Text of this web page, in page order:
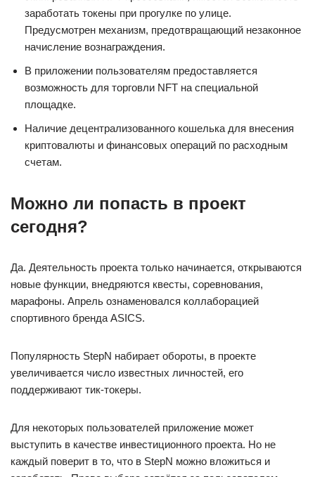
заработать токены при прогулке по улице.
Предусмотрен механизм, предотвращающий незаконное
начисление вознаграждения.
В приложении пользователям предоставляется
возможность для торговли NFT на специальной
площадке.
Наличие децентрализованного кошелька для внесения
криптовалюты и финансовых операций по расходным
счетам.
Можно ли попасть в проект
сегодня?
Да. Деятельность проекта только начинается, открываются
новые функции, внедряются квесты, соревнования,
марафоны. Апрель ознаменовался коллаборацией
спортивного бренда ASICS.
Популярность StepN набирает обороты, в проекте
увеличивается число известных личностей, его
поддерживают тик-токеры.
Для некоторых пользователей приложение может
выступить в качестве инвестиционного проекта. Но не
каждый поверит в то, что в StepN можно вложиться и